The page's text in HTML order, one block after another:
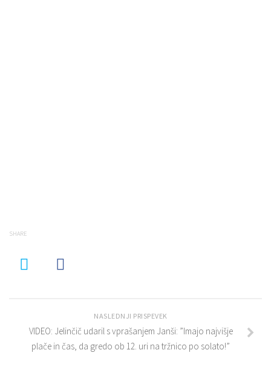
SHARE
NASLEDNJI PRISPEVEK
VIDEO: Jelinčič udaril s vprašanjem Janši: ”Imajo najvišje
plače in čas, da gredo ob 12. uri na tržnico po solato!”